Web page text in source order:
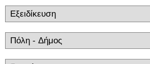
Ηπατολόγοι
Ογκολογία Πεπτικού
Γενετιστές